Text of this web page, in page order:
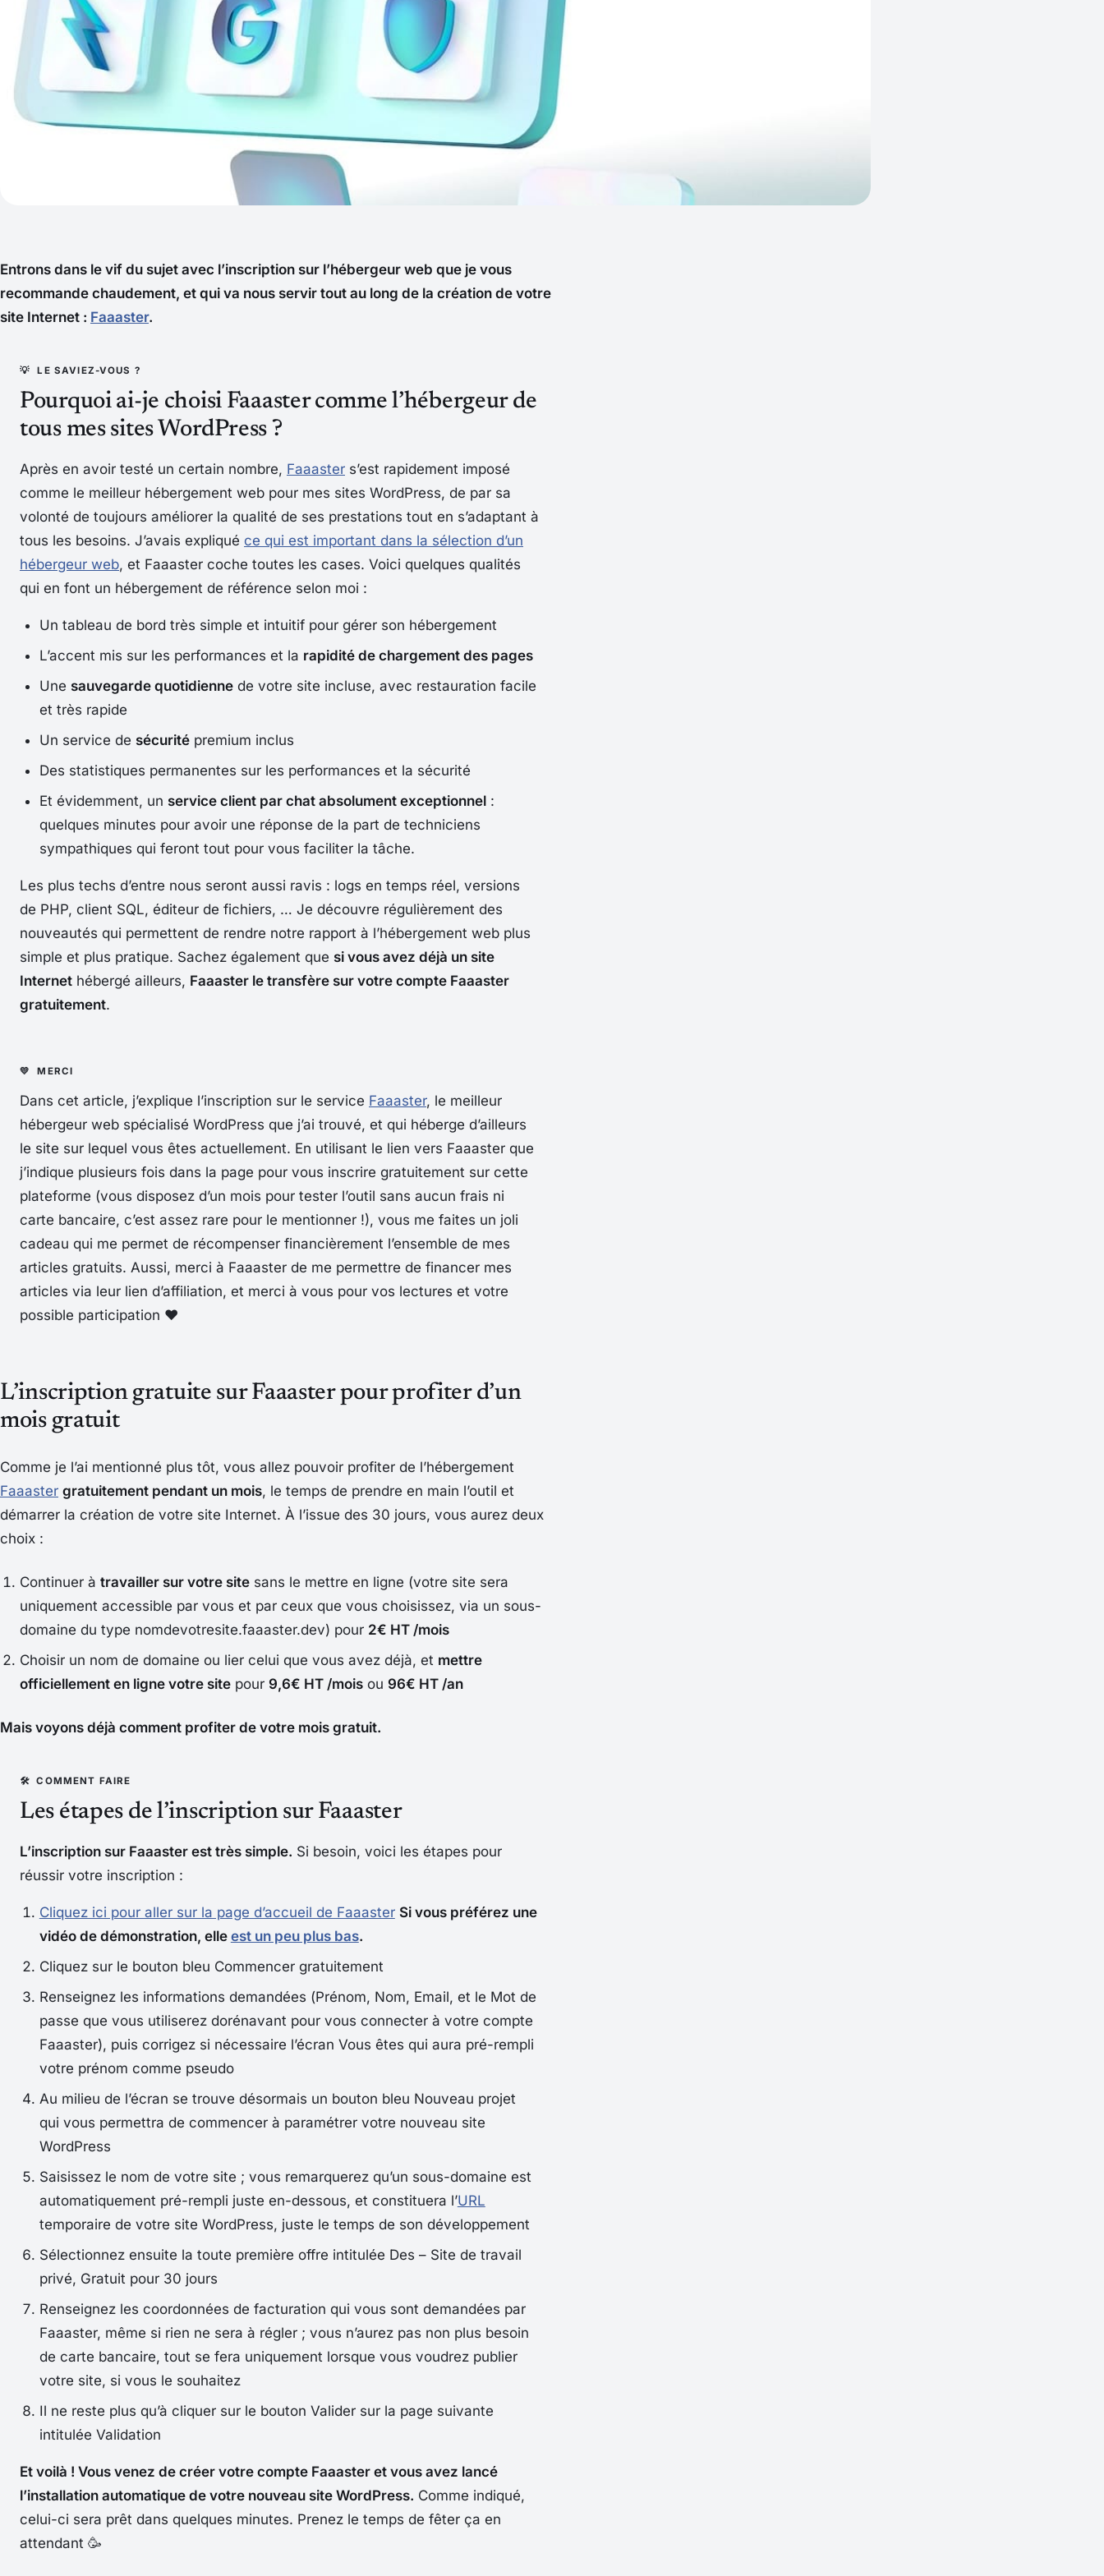
Entrons dans le vif du sujet avec l’inscription sur l’hébergeur web que je vous
recommande chaudement, et qui va nous servir tout au long de la création de votre
site Internet : Faaaster.
Pourquoi ai-je choisi Faaaster comme l’hébergeur de
tous mes sites WordPress ?
Après en avoir testé un certain nombre, Faaaster s’est rapidement imposé
comme le meilleur hébergement web pour mes sites WordPress, de par sa
volonté de toujours améliorer la qualité de ses prestations tout en s’adaptant à
tous les besoins. J’avais expliqué ce qui est important dans la sélection d’un
hébergeur web, et Faaaster coche toutes les cases. Voici quelques qualités
qui en font un hébergement de référence selon moi :
Un tableau de bord très simple et intuitif pour gérer son hébergement
L’accent mis sur les performances et la rapidité de chargement des pages
Une sauvegarde quotidiennede votre site incluse, avec restauration facile
et très rapide
Un service de sécuritépremium inclus
Des statistiques permanentes sur les performances et la sécurité
Et évidemment, un service client par chat absolument exceptionnel:
quelques minutes pour avoir une réponse de la part de techniciens
sympathiques qui feront tout pour vous faciliter la tâche.
Les plus techs d’entre nous seront aussi ravis : logs en temps réel, versions
de PHP, client SQL, éditeur de fichiers, … Je découvre régulièrement des
nouveautés qui permettent de rendre notre rapport à l’hébergement web plus
simple et plus pratique. Sachez également que si vous avez déjà un site
Internet hébergé ailleurs, Faaaster le transfère sur votre compte Faaaster
gratuitement.
Dans cet article, j’explique l’inscription sur le service Faaaster, le meilleur
hébergeur web spécialisé WordPress que j’ai trouvé, et qui héberge d’ailleurs
le site sur lequel vous êtes actuellement. En utilisant le lien vers Faaaster que
j’indique plusieurs fois dans la page pour vous inscrire gratuitement sur cette
plateforme (vous disposez d’un mois pour tester l’outil sans aucun frais ni
carte bancaire, c’est assez rare pour le mentionner !), vous me faites un joli
cadeau qui me permet de récompenser financièrement l’ensemble de mes
articles gratuits. Aussi, merci à Faaaster de me permettre de financer mes
articles via leur lien d’affiliation, et merci à vous pour vos lectures et votre
possible participation ♥️
L’inscription gratuite sur Faaaster pour profiter d’un
mois gratuit
Comme je l’ai mentionné plus tôt, vous allez pouvoir profiter de l’hébergement
Faaaster gratuitement pendant un mois, le temps de prendre en main l’outil et
démarrer la création de votre site Internet. À l’issue des 30 jours, vous aurez deux
choix :
Continuer à travailler sur votre sitesans le mettre en ligne (votre site sera
uniquement accessible par vous et par ceux que vous choisissez, via un sous-
domaine du type nomdevotresite.faaaster.dev) pour 2€ HT /mois
Choisir un nom de domaine ou lier celui que vous avez déjà, et mettre
officiellement en ligne votre sitepour 9,6€ HT /moisou 96€ HT /an
Mais voyons déjà comment profiter de votre mois gratuit.
Les étapes de l’inscription sur Faaaster
L’inscription sur Faaaster est très simple. Si besoin, voici les étapes pour
réussir votre inscription :
Cliquez ici pour aller sur la page d’accueil de Faaaster Si vous préférez une
vidéo de démonstration, elle est un peu plus bas.
Cliquez sur le bouton bleu Commencer gratuitement
Renseignez les informations demandées (Prénom, Nom, Email, et le Mot de
passe que vous utiliserez dorénavant pour vous connecter à votre compte
Faaaster), puis corrigez si nécessaire l’écran Vous êtes qui aura pré-rempli
votre prénom comme pseudo
Au milieu de l’écran se trouve désormais un bouton bleu Nouveau projet
qui vous permettra de commencer à paramétrer votre nouveau site
WordPress
Saisissez le nom de votre site ; vous remarquerez qu’un sous-domaine est
automatiquement pré-rempli juste en-dessous, et constituera l’URL
temporaire de votre site WordPress, juste le temps de son développement
Sélectionnez ensuite la toute première offre intitulée Des – Site de travail
privé, Gratuit pour 30 jours
Renseignez les coordonnées de facturation qui vous sont demandées par
Faaaster, même si rien ne sera à régler ; vous n’aurez pas non plus besoin
de carte bancaire, tout se fera uniquement lorsque vous voudrez publier
votre site, si vous le souhaitez
Il ne reste plus qu’à cliquer sur le bouton Validersur la page suivante
intitulée Validation
Et voilà ! Vous venez de créer votre compte Faaaster et vous avez lancé
l’installation automatique de votre nouveau site WordPress. Comme indiqué,
celui-ci sera prêt dans quelques minutes. Prenez le temps de fêter ça en
attendant 🥳